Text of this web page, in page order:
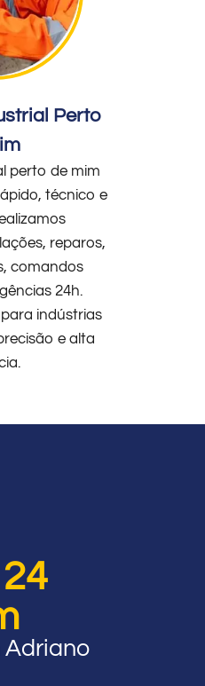
Perto
perto de mim
técnico e
reparos,
comandos
24h.
indústrias
e alta
Adriano